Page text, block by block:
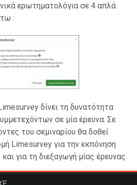
ερωτηματολόγια σε 4 απλά
:
δίνει τη δυνατότητα
σε μία έρευνα. Σε
του σεμιναρίου θα δοθεί
Limesurvey για την εκπόνηση
για τη διεξαγωγή μίας έρευνας.